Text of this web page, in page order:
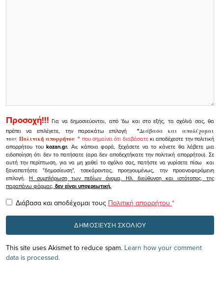
Προσοχή!!! Για να δημοσιεύονται, από 'δω και στο εξής, τα σχόλιά σας, θα
πρέπει να επιλέγετε, την παρακάτω επιλογή
"Διάβασα και αποδέχομαι
τουςΠολιτική απορρήτου" που σημαίνει ότι διαβάσατεκι αποδέχεστε την πολιτική
απορρήτου τουkozan.gr. Αν, κάποια φορά, ξεχάσετε να το κάνετε θα λάβετε μια
ειδοποίηση ότι δεν το πατήσατε (αρα δεν αποδεχτήκατε την πολιτική απορρήτου). Σε
αυτή την περίπτωση, για να μη χαθεί το σχόλιο σας, πατήστε να γυρίσετε πίσω και
ξαναπατήστε "δημοσίευση", τσεκάροντας, προηγουμένως, την προαναφερόμενη
επιλογή.Η συμπλήρωση των πεδίων όνομα, Ηλ. διεύθυνση και ιστότοπος, της
παραπάνω φόρμας, δεν είναι υποχρεωτική.
Διάβασα και αποδέχομαι τους Πολιτική απορρήτου *
This site uses Akismet to reduce spam. Learn how your comment
data is processed.